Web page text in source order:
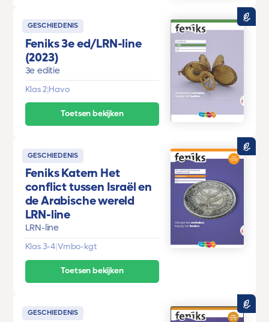
GESCHIEDENIS
Feniks 3e ed/LRN-line
(2023)
3e editie
Klas 2|Havo
Toetsen bekijken
GESCHIEDENIS
Feniks Katern Het
conflict tussen Israël en
de Arabische wereld
LRN-line
LRN-line
Klas 3-4|Vmbo-kgt
Toetsen bekijken
GESCHIEDENIS